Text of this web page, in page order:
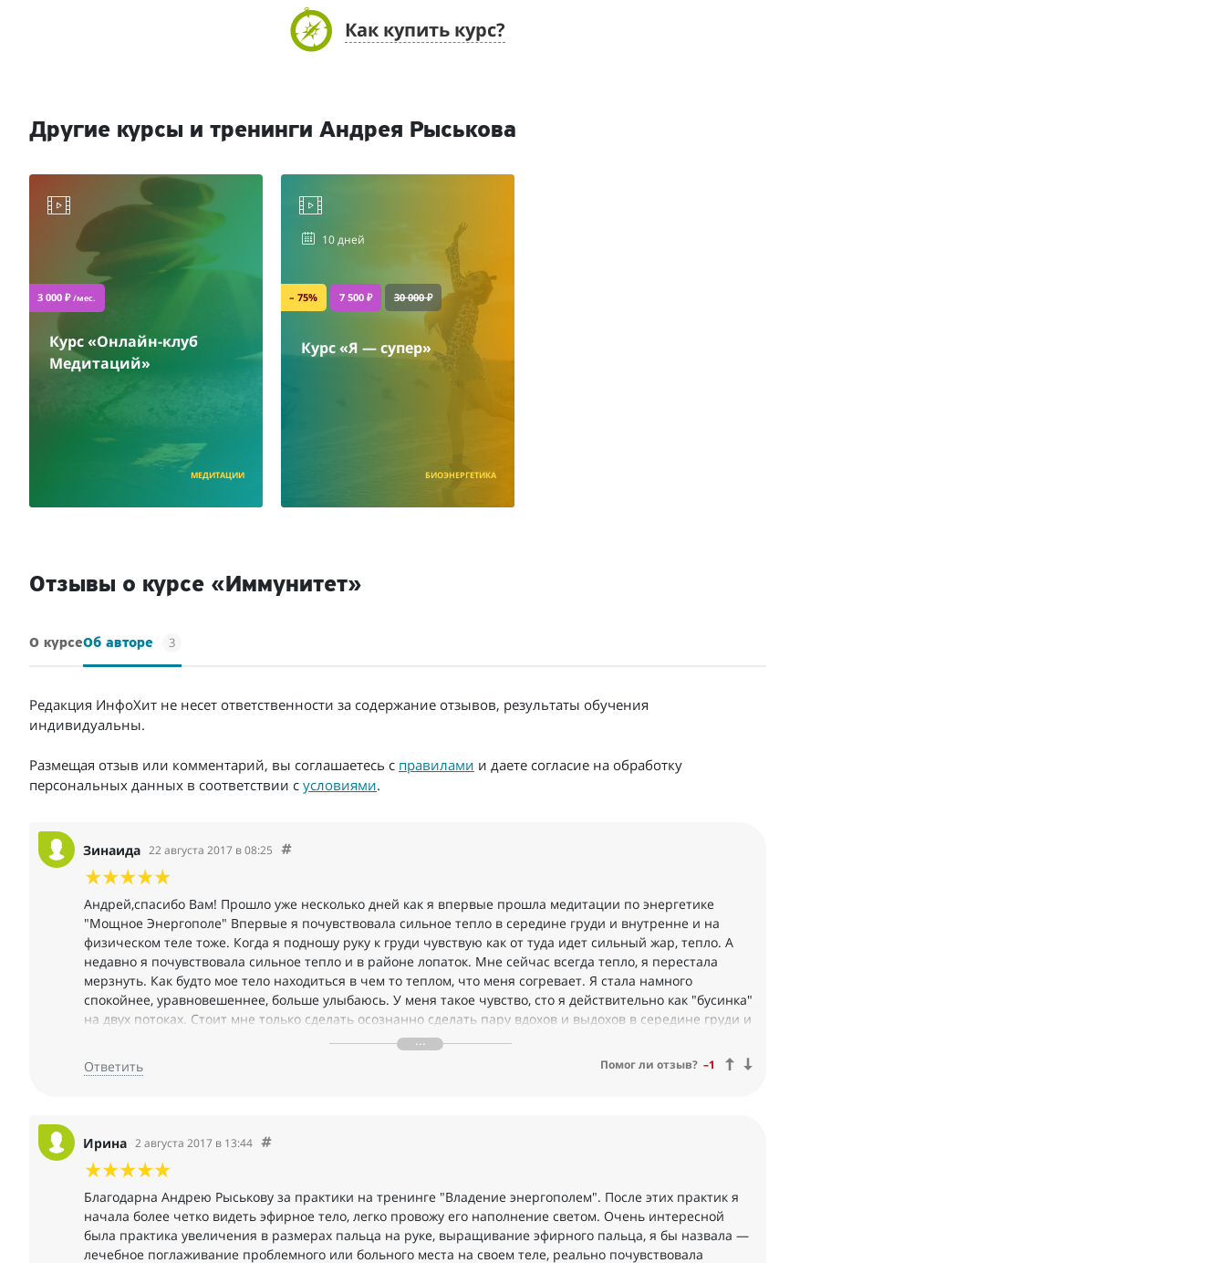
Как купить курс?
Другие курсы и тренинги Андрея Рыськова
3 000 ₽/мес.
Курс «Онлайн-клуб
Медитаций»
МЕДИТАЦИИ
– 75% 7 500 ₽ 30 000 ₽
Курс «Я — супер»
10 дней
БИОЭНЕРГЕТИКА
Отзывы о курсе «Иммунитет»
О курсеОб авторе 3
Редакция ИнфоХит не несет ответственности за содержание отзывов, результаты обучения
индивидуальны.
Размещая отзыв или комментарий, вы соглашаетесь с правилами и даете согласие на обработку
персональных данных в соответствии с условиями.
Зинаида 22 августа 2017 в 08:25
Андрей,спасибо Вам! Прошло уже несколько дней как я впервые прошла медитации по энергетике
"Мощное Энергополе" Впервые я почувствовала сильное тепло в середине груди и внутренне и на
физическом теле тоже. Когда я подношу руку к груди чувствую как от туда идет сильный жар, тепло. А
недавно я почувствовала сильное тепло и в районе лопаток. Мне сейчас всегда тепло, я перестала
мерзнуть. Как будто мое тело находиться в чем то теплом, что меня согревает. Я стала намного
спокойнее, уравновешеннее, больше улыбаюсь. У меня такое чувство, сто я действительно как "бусинка"
на двух потоках. Стоит мне только сделать осознанно сделать пару вдохов и выдохов в середине груди и
я тут же чувствую как поток энергия проходит сквозь меня ( мое тело вибрирует). Очень необычно, это
совсем новое для меня ощущение. Огромное Вам спасибо, за то что Вы делаете и даете !
Ответить Помог ли отзыв? –1
Ирина 2 августа 2017 в 13:44
Благодарна Андрею Рыськову за практики на тренинге "Владение энергополем". После этих практик я
начала более четко видеть эфирное тело, легко провожу его наполнение светом. Очень интересной
была практика увеличения в размерах пальца на руке, выращивание эфирного пальца, я бы назвала —
лечебное поглаживание проблемного или больного места на своем теле, реально почувствовала